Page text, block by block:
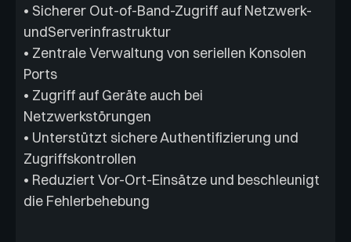
• Sicherer Out-of-Band-Zugriff auf Netzwerk-
undServerinfrastruktur
• Zentrale Verwaltung von seriellen Konsolen
Ports
• Zugriff auf Geräte auch bei
Netzwerkstörungen
• Unterstützt sichere Authentifizierung und
Zugriffskontrollen
• Reduziert Vor-Ort-Einsätze und beschleunigt
die Fehlerbehebung